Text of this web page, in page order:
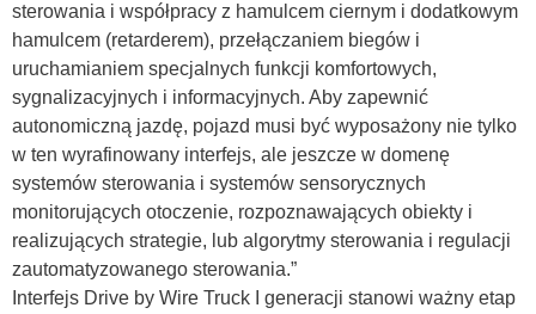
sterowania i współpracy z hamulcem ciernym i dodatkowym
hamulcem (retarderem), przełączaniem biegów i
uruchamianiem specjalnych funkcji komfortowych,
sygnalizacyjnych i informacyjnych. Aby zapewnić
autonomiczną jazdę, pojazd musi być wyposażony nie tylko
w ten wyrafinowany interfejs, ale jeszcze w domenę
systemów sterowania i systemów sensorycznych
monitorujących otoczenie, rozpoznawających obiekty i
realizujących strategie, lub algorytmy sterowania i regulacji
zautomatyzowanego sterowania.”
Interfejs Drive by Wire Truck I generacji stanowi ważny etap